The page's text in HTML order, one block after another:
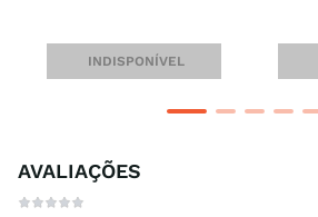
INDISPONÍVEL
AVALIAÇÕES